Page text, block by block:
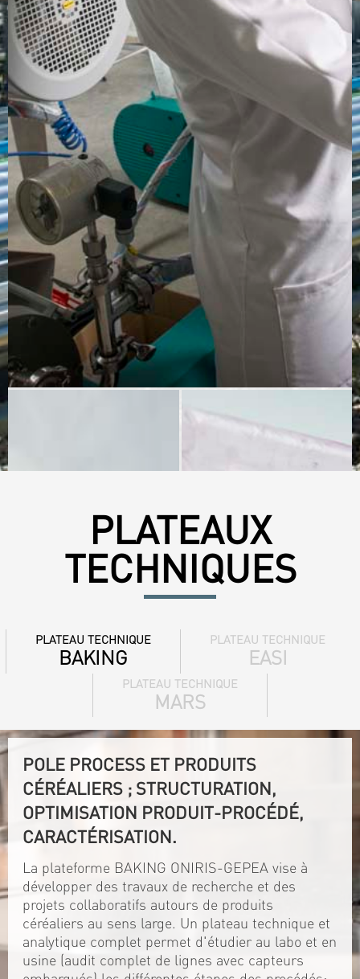
PLATEAUX
TECHNIQUES
PLATEAU TECHNIQUE
BAKING
PLATEAU TECHNIQUE
EASI
PLATEAU TECHNIQUE
MARS
POLE PROCESS ET PRODUITS
CÉRÉALIERS ; STRUCTURATION,
OPTIMISATION PRODUIT-PROCÉDÉ,
CARACTÉRISATION.
La plateforme BAKING ONIRIS-GEPEA vise à
développer des travaux de recherche et des
projets collaboratifs autours de produits
céréaliers au sens large. Un plateau technique et
analytique complet permet d'étudier au labo et en
usine (audit complet de lignes avec capteurs